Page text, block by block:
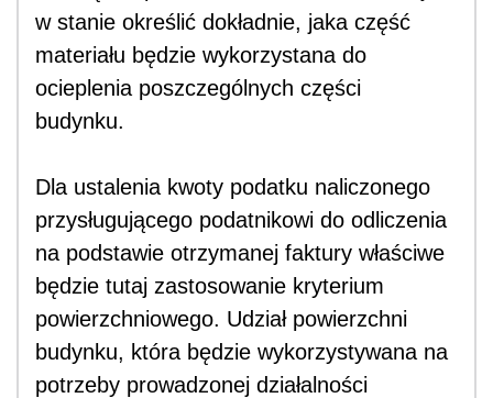
w stanie określić dokładnie, jaka część
materiału będzie wykorzystana do
ocieplenia poszczególnych części
budynku.
Dla ustalenia kwoty podatku naliczonego
przysługującego podatnikowi do odliczenia
na podstawie otrzymanej faktury właściwe
będzie tutaj zastosowanie kryterium
powierzchniowego. Udział powierzchni
budynku, która będzie wykorzystywana na
potrzeby prowadzonej działalności